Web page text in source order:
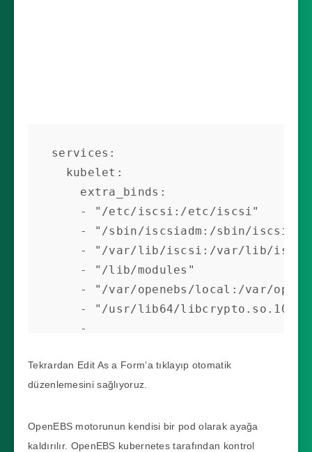
services:
Tekrardan Edit As a Form’a tıklayıp otomatik
düzenlemesini sağlıyoruz.
OpenEBS motorunun kendisi bir pod olarak ayağa
kaldırılır. OpenEBS kubernetes tarafından kontrol